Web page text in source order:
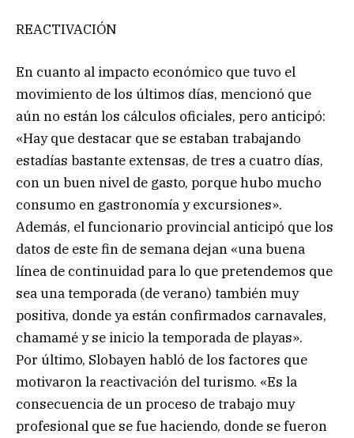
REACTIVACIÓN
En cuanto al impacto económico que tuvo el
movimiento de los últimos días, mencionó que
aún no están los cálculos oficiales, pero anticipó:
«Hay que destacar que se estaban trabajando
estadías bastante extensas, de tres a cuatro días,
con un buen nivel de gasto, porque hubo mucho
consumo en gastronomía y excursiones».
Además, el funcionario provincial anticipó que los
datos de este fin de semana dejan «una buena
línea de continuidad para lo que pretendemos que
sea una temporada (de verano) también muy
positiva, donde ya están confirmados carnavales,
chamamé y se inicio la temporada de playas».
Por último, Slobayen habló de los factores que
motivaron la reactivación del turismo. «Es la
consecuencia de un proceso de trabajo muy
profesional que se fue haciendo, donde se fueron